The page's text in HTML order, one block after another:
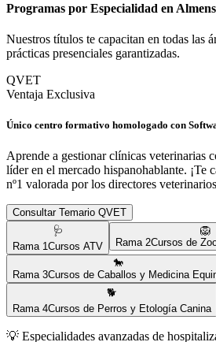
Programas por Especialidad en
Nuestros títulos te capacitan en todas las
prácticas presenciales garantizadas.
QVET
Ventaja Exclusiva
Único centro formativo homologado con
Aprende a gestionar clínicas veterinarias
líder en el mercado hispanohablante. ¡Te
nº1 valorada por los directores
Consultar Temario QVET
🩺
Rama 1Cursos ATV
🦁
Rama 2Cursos de
🐎
Rama 3Cursos de Caballos y Medicina
🐕
Rama 4Cursos de Perros y Etología Canina
💡 Especialidades avanzadas de